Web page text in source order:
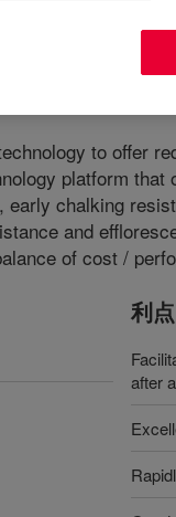
to offer
platform
chalking
and
of cost /
利点
after